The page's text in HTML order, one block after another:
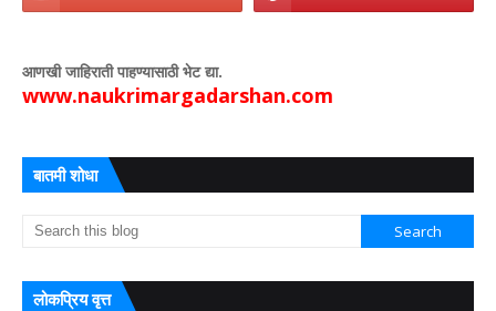
आणखी जाहिराती पाहण्यासाठी भेट द्या.
www.naukrimargadarshan.com
बातमी शोधा
लोकप्रिय वृत्त